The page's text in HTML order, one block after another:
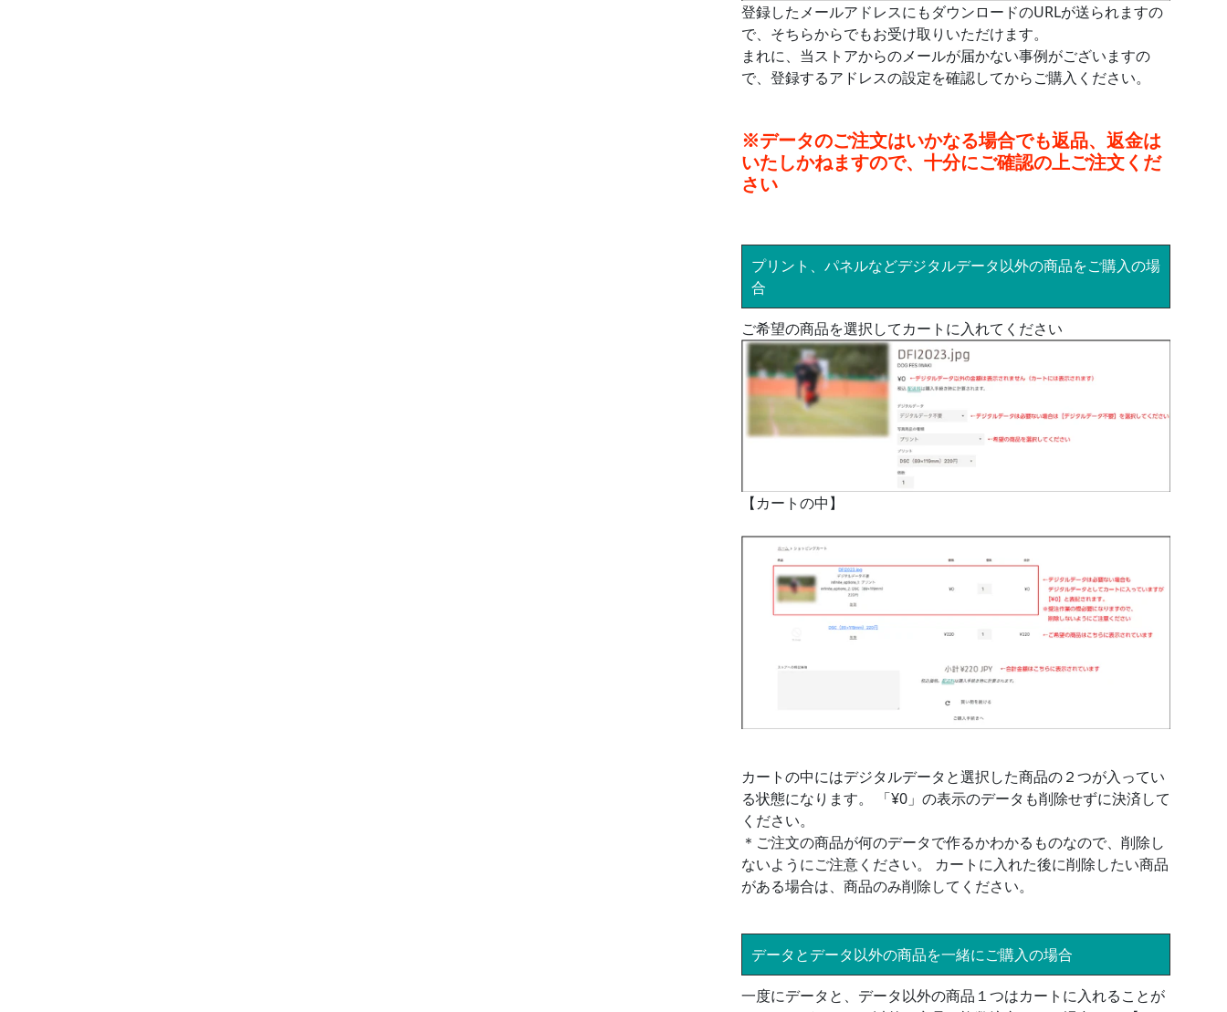
登録したメールアドレスにもダウンロードのURLが送られますの
で、そちらからでもお受け取りいただけます。
まれに、当ストアからのメールが届かない事例がございますの
で、登録するアドレスの設定を確認してからご購入ください。
※データのご注文はいかなる場合でも返品、返金は
いたしかねますので、十分にご確認の上ご注文くだ
さい
プリント、パネルなどデジタルデータ以外の商品をご購入の場
合
ご希望の商品を選択してカートに入れてください
【カートの中】
カートの中にはデジタルデータと選択した商品の２つが入ってい
る状態になります。 「¥0」の表示のデータも削除せずに決済して
ください。
＊ご注文の商品が何のデータで作るかわかるものなので、削除し
ないようにご注意ください。 カートに入れた後に削除したい商品
がある場合は、商品のみ削除してください。
データとデータ以外の商品を一緒にご購入の場合
一度にデータと、データ以外の商品１つはカートに入れることが